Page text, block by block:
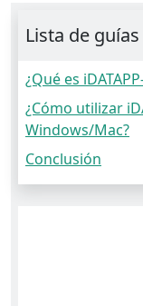
Lista de guías
¿Qué es
¿Cómo utilizar
Windows/Mac?
Conclusión